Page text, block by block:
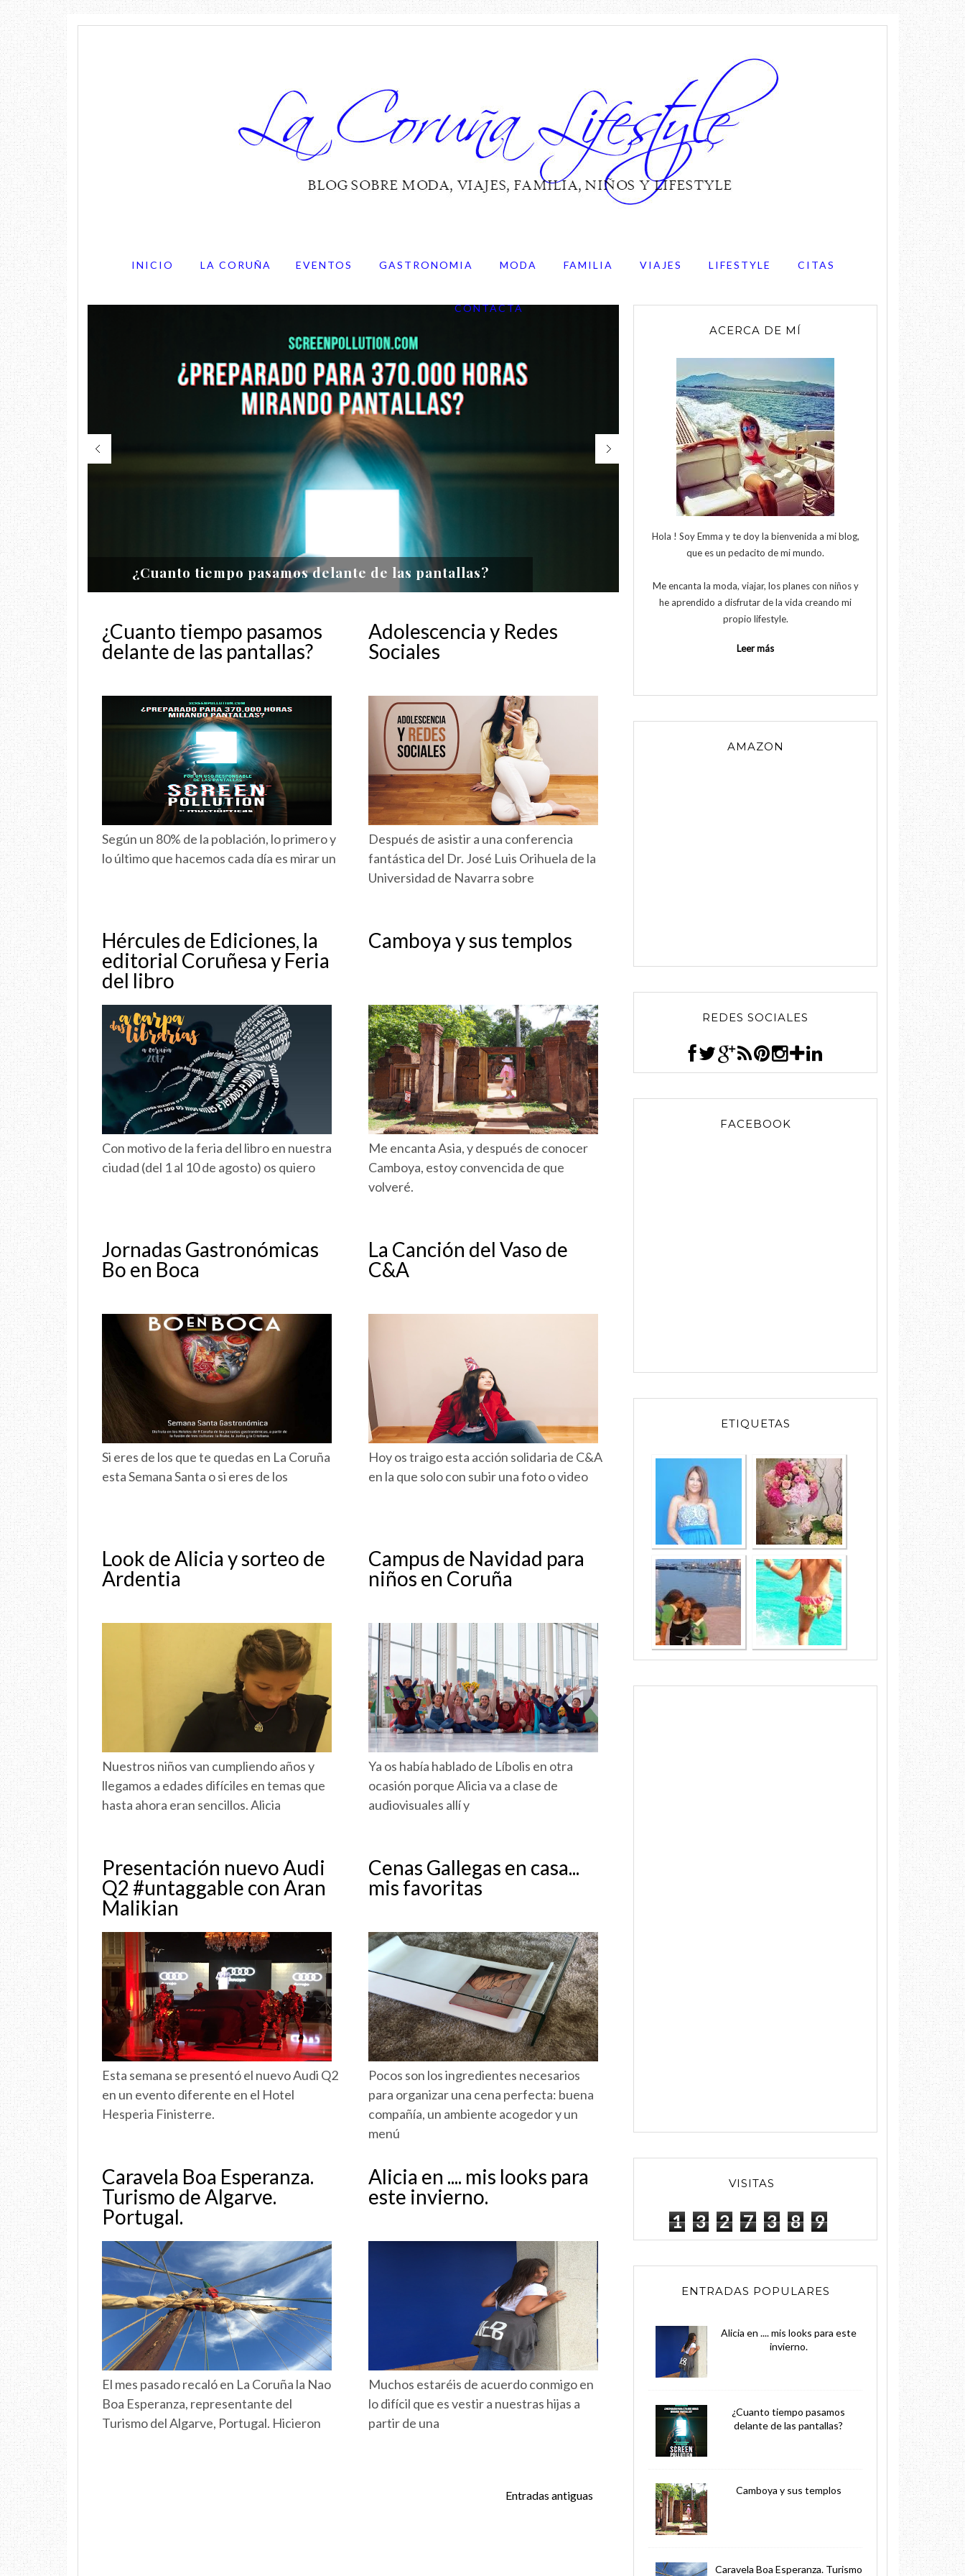
INICIO LA CORUÑA EVENTOS GASTRONOMIA MODA FAMILIA VIAJES LIFESTYLE CITAS
CONTACTA
Adolescencia y Redes Sociales Camboya y sus
¿Cuanto tiempo pasamos
delante de las pantallas?
Según un 80% de la población, lo primero y
lo último que hacemos cada día es mirar un
Adolescencia y Redes
Sociales
Después de asistir a una conferencia
fantástica del Dr. José Luis Orihuela de la
Universidad de Navarra sobre
Hércules de Ediciones, la
editorial Coruñesa y Feria
del libro
Con motivo de la feria del libro en nuestra
ciudad (del 1 al 10 de agosto) os quiero
Camboya y sus templos
Me encanta Asia, y después de conocer
Camboya, estoy convencida de que
volveré.
Jornadas Gastronómicas
Bo en Boca
Si eres de los que te quedas en La Coruña
esta Semana Santa o si eres de los
La Canción del Vaso de
C&A
Hoy os traigo esta acción solidaria de C&A
en la que solo con subir una foto o video
Look de Alicia y sorteo de
Ardentia
Nuestros niños van cumpliendo años y
llegamos a edades difíciles en temas que
hasta ahora eran sencillos. Alicia
Campus de Navidad para
niños en Coruña
Ya os había hablado de Líbolis en otra
ocasión porque Alicia va a clase de
audiovisuales allí y
Presentación nuevo Audi
Q2 #untaggable con Aran
Malikian
Esta semana se presentó el nuevo Audi Q2
en un evento diferente en el Hotel
Hesperia Finisterre.
Cenas Gallegas en casa...
mis favoritas
Pocos son los ingredientes necesarios
para organizar una cena perfecta: buena
compañía, un ambiente acogedor y un
menú
Caravela Boa Esperanza.
Turismo de Algarve.
Portugal.
El mes pasado recaló en La Coruña la Nao
Boa Esperanza, representante del
Turismo del Algarve, Portugal. Hicieron
Alicia en .... mis looks para
este invierno.
Muchos estaréis de acuerdo conmigo en
lo difícil que es vestir a nuestras hijas a
partir de una
Entradas antiguas
ACERCA DE MÍ
Hola ! Soy Emma y te doy la bienvenida a mi blog,
que es un pedacito de mi mundo.
Me encanta la moda, viajar, los planes con niños y
he aprendido a disfrutar de la vida creando mi
propio lifestyle.
Leer más
AMAZON
REDES SOCIALES
FACEBOOK
ETIQUETAS
FAMILIA LIFESTYLE
VISITAS
1 3 2 7 3 8 9
ENTRADAS POPULARES
Alicia en .... mis looks para este
invierno.
¿Cuanto tiempo pasamos
delante de las pantallas?
Camboya y sus templos
Caravela Boa Esperanza. Turismo